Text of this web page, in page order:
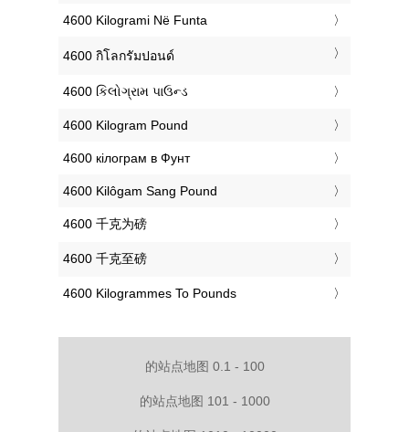
‎4600 Kilogrami Në Funta
‎4600 กิโลกรัมปอนด์
‎4600 કિલોગ્રામ પાઉન્ડ
‎4600 Kilogram Pound
‎4600 кілограм в Фунт
‎4600 Kilôgam Sang Pound
‎4600 千克为磅
‎4600 千克至磅
‎4600 Kilogrammes To Pounds
的站点地图 0.1 - 100
的站点地图 101 - 1000